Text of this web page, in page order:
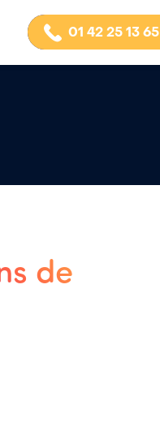
01 42 25 13 65
de